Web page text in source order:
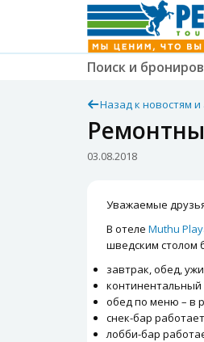
Поиск и
Назад к новостям и
03.08.2018
Уважаемые
В отеле Muthu
шведским столом
завтрак, обед,
континентальный
обед по меню – в
снек-бар
лобби-бар